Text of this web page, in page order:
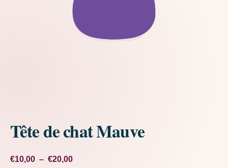
Tête de chat Mauve
€10,00 – €20,00Plage de prix : €10,00 à €20,00